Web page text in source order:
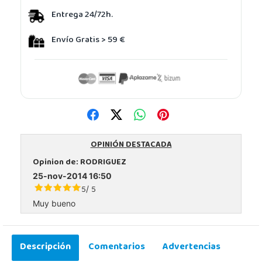
Entrega 24/72h.
Envío Gratis > 59 €
OPINIÓN DESTACADA
Opinion de:RODRIGUEZ
25-nov-2014 16:50
5/ 5
Muy bueno
Descripción Comentarios
Advertencias